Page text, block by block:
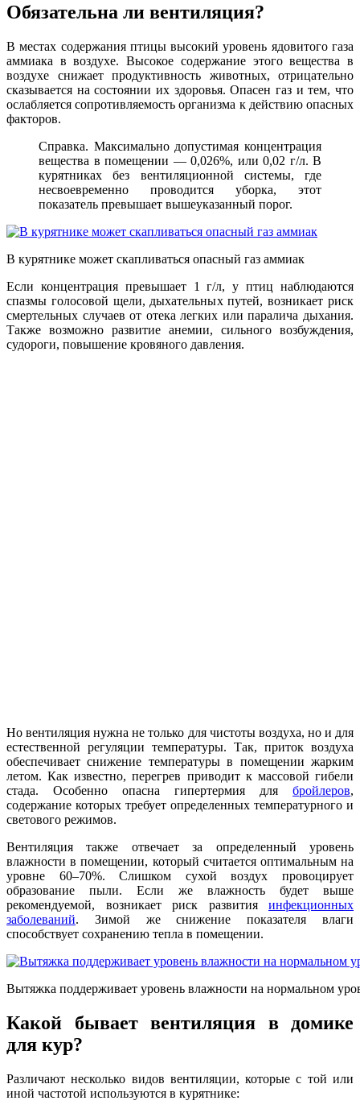
Обязательна ли вентиляция?
В местах содержания птицы высокий уровень ядовитого газа
аммиака в воздухе. Высокое содержание этого вещества в
воздухе снижает продуктивность животных, отрицательно
сказывается на состоянии их здоровья. Опасен газ и тем, что
ослабляется сопротивляемость организма к действию опасных
факторов.
Справка. Максимально допустимая концентрация
вещества в помещении — 0,026%, или 0,02 г/л. В
курятниках без вентиляционной системы, где
несвоевременно проводится уборка, этот
показатель превышает вышеуказанный порог.
В курятнике может скапливаться опасный газ аммиак
Если концентрация превышает 1 г/л, у птиц наблюдаются
спазмы голосовой щели, дыхательных путей, возникает риск
смертельных случаев от отека легких или паралича дыхания.
Также возможно развитие анемии, сильного возбуждения,
судороги, повышение кровяного давления.
Но вентиляция нужна не только для чистоты воздуха, но и для
естественной регуляции температуры. Так, приток воздуха
обеспечивает снижение температуры в помещении жарким
летом. Как известно, перегрев приводит к массовой гибели
стада. Особенно опасна гипертермия для бройлеров,
содержание которых требует определенных температурного и
светового режимов.
Вентиляция также отвечает за определенный уровень
влажности в помещении, который считается оптимальным на
уровне 60–70%. Слишком сухой воздух провоцирует
образование пыли. Если же влажность будет выше
рекомендуемой, возникает риск развития инфекционных
заболеваний. Зимой же снижение показателя влаги
способствует сохранению тепла в помещении.
Вытяжка поддерживает уровень влажности на нормальном
Какой бывает вентиляция в домике
для кур?
Различают несколько видов вентиляции, которые с той или
иной частотой используются в курятнике: